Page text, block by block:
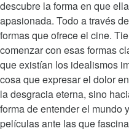
descubre la forma en que
apasionada. Todo a través
formas que ofrece el cine.
comenzar con esas formas
que existían los idealismos
cosa que expresar el dolor
la desgracia eterna, sino
forma de entender el mundo
películas ante las que